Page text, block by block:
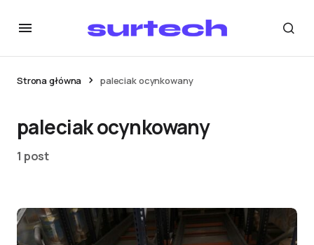
Strona główna paleciak ocynkowany
paleciak ocynkowany
1 post